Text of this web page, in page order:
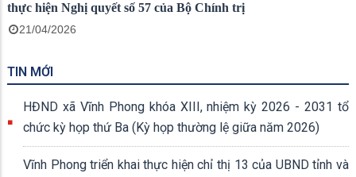
thực hiện Nghị quyết số 57 của Bộ Chính trị
21/04/2026
TIN MỚI
HĐND xã Vĩnh Phong khóa XIII, nhiệm kỳ 2026 - 2031 tổ
chức kỳ họp thứ Ba (Kỳ họp thường lệ giữa năm 2026)
Vĩnh Phong triển khai thực hiện chỉ thị 13 của UBND tỉnh và